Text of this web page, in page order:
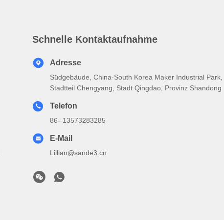
Schnelle Kontaktaufnahme
Adresse
Südgebäude, China-South Korea Maker Industrial Park,
Stadtteil Chengyang, Stadt Qingdao, Provinz Shandong
Telefon
86--13573283285
E-Mail
Lillian@sande3.cn